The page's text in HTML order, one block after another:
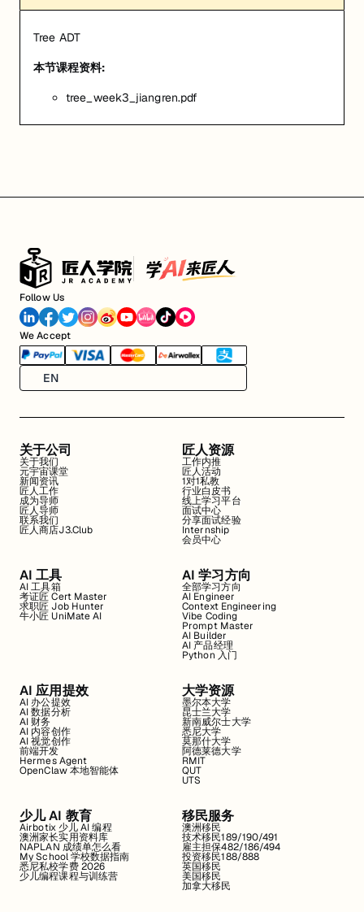
Tree ADT
本节课程资料:
tree_week3_jiangren.pdf
Follow Us
We Accept
EN
关于公司
关于我们
元宇宙课堂
新闻资讯
匠人工作
成为导师
匠人导师
联系我们
匠人商店J3.Club
匠人资源
工作内推
匠人活动
1对1私教
行业白皮书
线上学习平台
面试中心
分享面试经验
Internship
会员中心
AI 工具
AI 工具箱
考证匠 Cert Master
求职匠 Job Hunter
牛小匠 UniMate AI
AI 学习方向
全部学习方向
AI Engineer
Context Engineering
Vibe Coding
Prompt Master
AI Builder
AI 产品经理
Python 入门
AI 应用提效
AI 办公提效
AI 数据分析
AI 财务
AI 内容创作
AI 视觉创作
前端开发
Hermes Agent
OpenClaw 本地智能体
大学资源
墨尔本大学
昆士兰大学
新南威尔士大学
悉尼大学
莫那什大学
阿德莱德大学
RMIT
QUT
UTS
少儿 AI 教育
Airbotix 少儿 AI 编程
澳洲家长实用资料库
NAPLAN 成绩单怎么看
My School 学校数据指南
悉尼私校学费 2026
少儿编程课程与训练营
移民服务
澳洲移民
技术移民189/190/491
雇主担保482/186/494
投资移民188/888
英国移民
美国移民
加拿大移民